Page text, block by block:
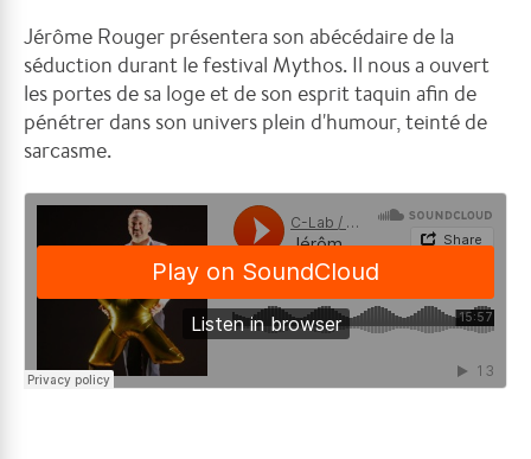
Jérôme Rouger présentera son abécédaire de la
séduction durant le festival Mythos. Il nous a ouvert
les portes de sa loge et de son esprit taquin afin de
pénétrer dans son univers plein d'humour, teinté de
sarcasme.